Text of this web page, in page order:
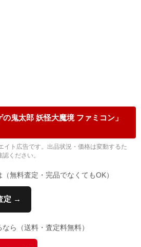
鬼太郎 妖怪大魔境 ファミコン」
ト広告です。出品状況・価格は変動するた
ください。
無料査定・完品でなくてもOK）
定 →
ら（送料・査定料無料）